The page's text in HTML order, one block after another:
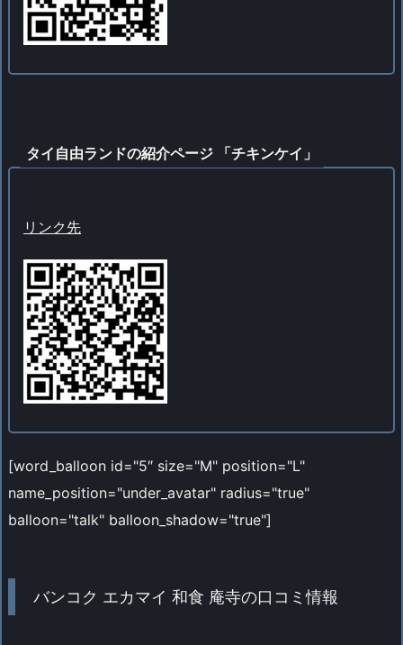
タイ自由ランドの紹介ページ 「チキンケイ」
リンク先
[word_balloon id="5″ size="M" position="L"
name_position="under_avatar" radius="true"
balloon="talk" balloon_shadow="true"]
バンコク エカマイ 和食 庵寺の口コミ情報